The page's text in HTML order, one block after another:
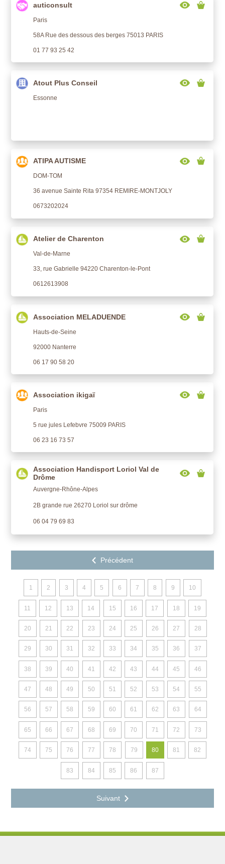
auticonsult
Paris
58A Rue des dessous des berges 75013 PARIS
01 77 93 25 42
Atout Plus Conseil
Essonne
ATIPA AUTISME
DOM-TOM
36 avenue Sainte Rita 97354 REMIRE-MONTJOLY
0673202024
Atelier de Charenton
Val-de-Marne
33, rue Gabrielle 94220 Charenton-le-Pont
0612613908
Association MELADUENDE
Hauts-de-Seine
92000 Nanterre
06 17 90 58 20
Association ikigaï
Paris
5 rue jules Lefebvre 75009 PARIS
06 23 16 73 57
Association Handisport Loriol Val de
Drôme
Auvergne-Rhône-Alpes
2B grande rue 26270 Loriol sur drôme
06 04 79 69 83
1 2 3 4 5 6 7 8 9 10
11 12 13 14 15 16 17 18 19
20 21 22 23 24 25 26 27 28
29 30 31 32 33 34 35 36 37
38 39 40 41 42 43 44 45 46
47 48 49 50 51 52 53 54 55
56 57 58 59 60 61 62 63 64
65 66 67 68 69 70 71 72 73
74 75 76 77 78 79 80 81 82
83 84 85 86 87